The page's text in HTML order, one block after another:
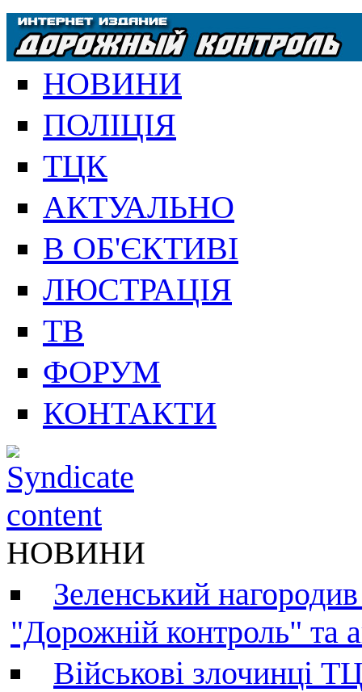
НОВИНИ
ПОЛІЦІЯ
ТЦК
АКТУАЛЬНО
В ОБ'ЄКТИВІ
ЛЮСТРАЦІЯ
ТВ
ФОРУМ
КОНТАКТИ
НОВИНИ
Зеленський
"Дорожній контроль" та
Військові злочинці